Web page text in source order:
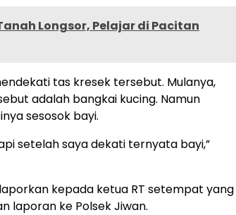
Longsor, Pelajar di Pacitan
tas kresek tersebut. Mulanya,
adalah bangkai kucing. Namun
sesosok bayi.
setelah saya dekati ternyata bayi,”
kepada ketua RT setempat yang
laporan ke Polsek Jiwan.